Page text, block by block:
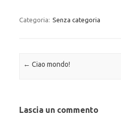
Categoria: Senza categoria
Navigazione articolo
← Ciao mondo!
Lascia un commento